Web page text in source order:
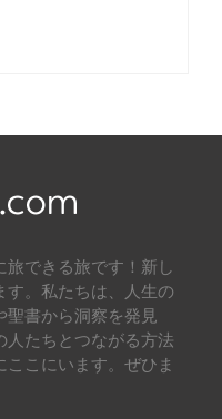
できる旅です！新し
す。私たちは、人生の
聖書から洞察を発見
人たちとつながる方法
こにいます。ぜひま